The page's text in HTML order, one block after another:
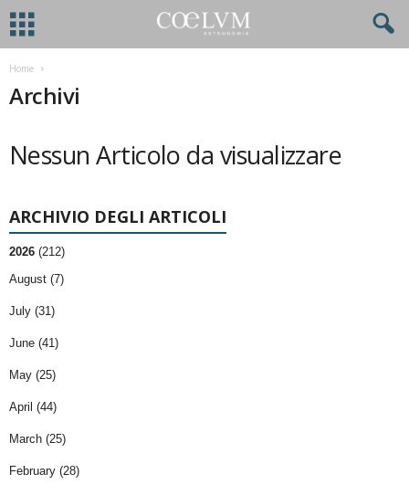
Home
Archivi
Nessun Articolo da visualizzare
ARCHIVIO DEGLI ARTICOLI
2026 (212)
August (7)
July (31)
June (41)
May (25)
April (44)
March (25)
February (28)